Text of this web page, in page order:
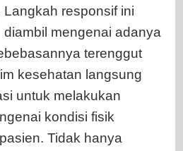
Langkah responsif ini
diambil mengenai adanya
terenggut
kesehatan langsung
untuk melakukan
kondisi fisik
Tidak hanya